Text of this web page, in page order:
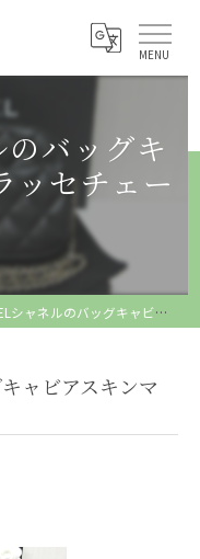
バッグキ
ッセチェー
ネルのバッグキャビアスキンマトラッセチェーン...
ャビアスキンマ